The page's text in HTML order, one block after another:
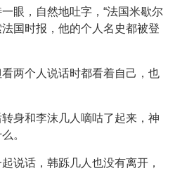
眼，自然地吐字，“法国米歇尔
国时报，他的个人名史都被登
两个人说话时都看着自己，也
身和李沫几人嘀咕了起来，神
。
说话，韩跞几人也没有离开，